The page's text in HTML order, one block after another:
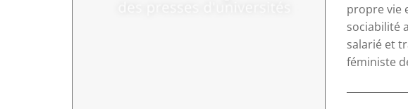
propre vie
sociabilité
salarié et
féministe